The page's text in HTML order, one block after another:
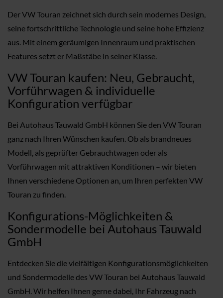
Der VW Touran zeichnet sich durch sein modernes Design,
seine fortschrittliche Technologie und seine hohe Effizienz
aus. Mit einem geräumigen Innenraum und praktischen
Features setzt er Maßstäbe in seiner Klasse.
VW Touran kaufen: Neu, Gebraucht,
Vorführwagen & individuelle
Konfiguration verfügbar
Bei Autohaus Tauwald GmbH können Sie den VW Touran
ganz nach Ihren Wünschen kaufen. Ob als brandneues
Modell, als geprüfter Gebrauchtwagen oder als
Vorführwagen mit attraktiven Konditionen – wir bieten
Ihnen verschiedene Optionen an, um Ihren perfekten VW
Touran zu finden.
Konfigurations-Möglichkeiten &
Sondermodelle bei Autohaus Tauwald
GmbH
Entdecken Sie die vielfältigen Konfigurationsmöglichkeiten
und Sondermodelle des VW Touran bei Autohaus Tauwald
GmbH. Wir helfen Ihnen gerne dabei, Ihr Fahrzeug nach